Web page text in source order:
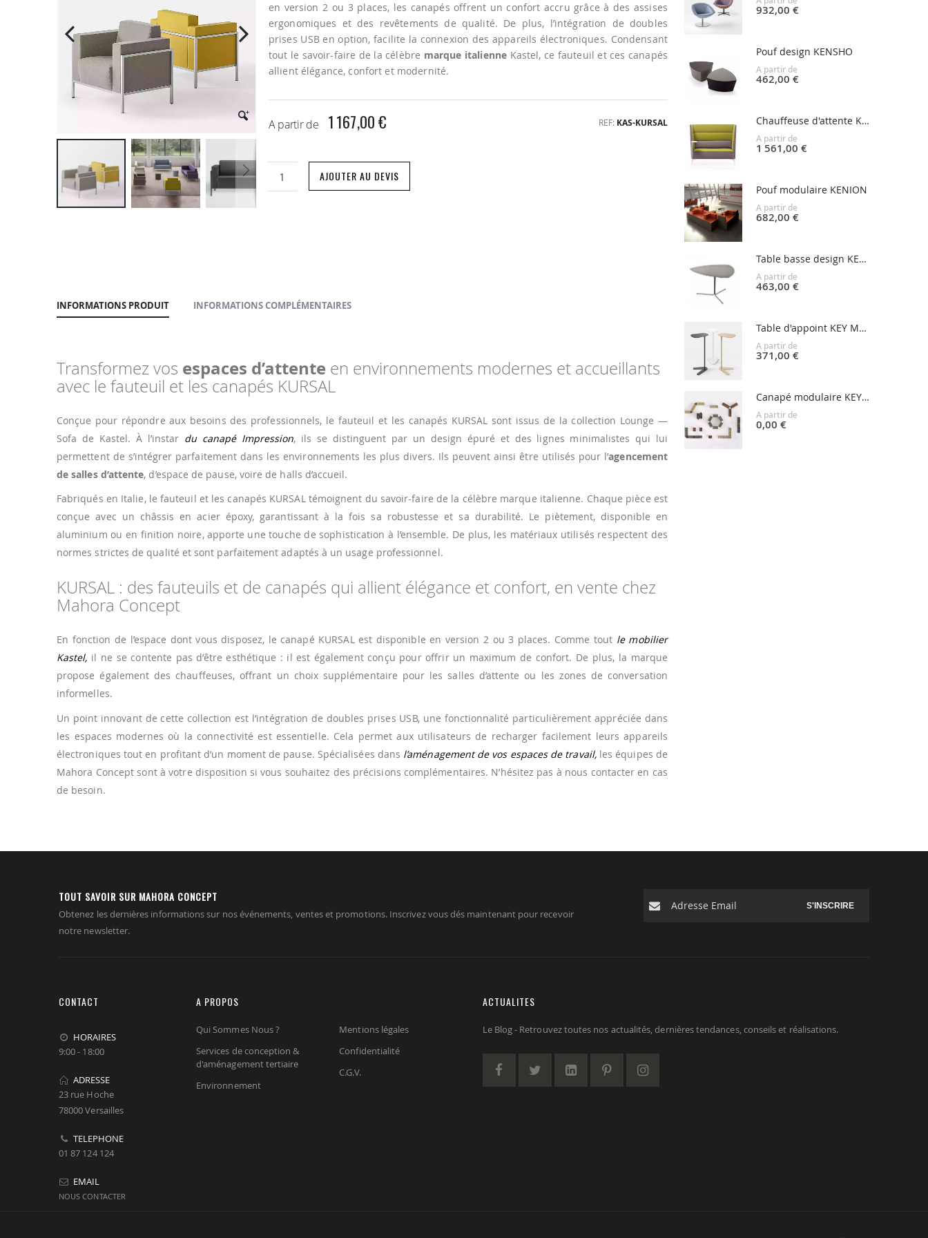
d’images
en version 2 ou 3 places, les canapés offrent un confort accru grâce à des assises
ergonomiques et des revêtements de qualité. De plus, l’intégration de doubles
prises USB en option, facilite la connexion des appareils électroniques. Condensant
tout le savoir-faire de la célèbre marque italienne Kastel, ce fauteuil et ces canapés
allient élégance, confort et modernité.
A partir de 1 167,00 € REF KAS-KURSAL
AJOUTER AU DEVIS
INFORMATIONS PRODUIT
Transformez vos espaces d’attente en environnements modernes et accueillants
avec le fauteuil et les canapés KURSAL
Conçue pour répondre aux besoins des professionnels, le fauteuil et les canapés KURSAL sont issus de la collection Lounge —
Sofa de Kastel. À l’instar du canapé Impression, ils se distinguent par un design épuré et des lignes minimalistes qui lui
permettent de s’intégrer parfaitement dans les environnements les plus divers. Ils peuvent ainsi être utilisés pour l’agencement
de salles d’attente, d’espace de pause, voire de halls d’accueil.
Fabriqués en Italie, le fauteuil et les canapés KURSAL témoignent du savoir-faire de la célèbre marque italienne. Chaque pièce est
conçue avec un châssis en acier époxy, garantissant à la fois sa robustesse et sa durabilité. Le piètement, disponible en
aluminium ou en finition noire, apporte une touche de sophistication à l’ensemble. De plus, les matériaux utilisés respectent des
normes strictes de qualité et sont parfaitement adaptés à un usage professionnel.
KURSAL : des fauteuils et de canapés qui allient élégance et confort, en vente chez
Mahora Concept
En fonction de l’espace dont vous disposez, le canapé KURSAL est disponible en version 2 ou 3 places. Comme tout le mobilier
Kastel, il ne se contente pas d’être esthétique : il est également conçu pour offrir un maximum de confort. De plus, la marque
propose également des chauffeuses, offrant un choix supplémentaire pour les salles d’attente ou les zones de conversation
informelles.
Un point innovant de cette collection est l’intégration de doubles prises USB, une fonctionnalité particulièrement appréciée dans
les espaces modernes où la connectivité est essentielle. Cela permet aux utilisateurs de recharger facilement leurs appareils
électroniques tout en profitant d’un moment de pause. Spécialisées dans l’aménagement de vos espaces de travail,les équipes de
Mahora Concept sont à votre disposition si vous souhaitez des précisions complémentaires. N’hésitez pas à nous contacter en cas
de besoin.
INFORMATIONS COMPLÉMENTAIRES
932,00 €
Pouf design KENSHO
A partir de
462,00 €
Chauffeuse d'attente KENDO
A partir de
1 561,00 €
Pouf modulaire KENION
A partir de
682,00 €
Table basse design KENSHO
A partir de
463,00 €
Table d'appoint KEY MOVE
A partir de
371,00 €
Canapé modulaire KEY JOIN
A partir de
0,00 €
TOUT SAVOIR SUR MAHORA CONCEPT
Obtenez les dernières informations sur nos événements, ventes et promotions. Inscrivez vous dés maintenant pour recevoir
notre newsletter.
S'INSCRIRE
CONTACT
HORAIRES
9:00 - 18:00
ADRESSE
23 rue Hoche
78000 Versailles
TELEPHONE
01 87 124 124
EMAIL
NOUS CONTACTER
A PROPOS
Qui Sommes Nous ?
Services de conception &
d'aménagement tertiaire
Environnement
Mentions légales
Confidentialité
C.G.V.
ACTUALITES
Le Blog - Retrouvez toutes nos actualités, dernières tendances, conseils et réalisations.